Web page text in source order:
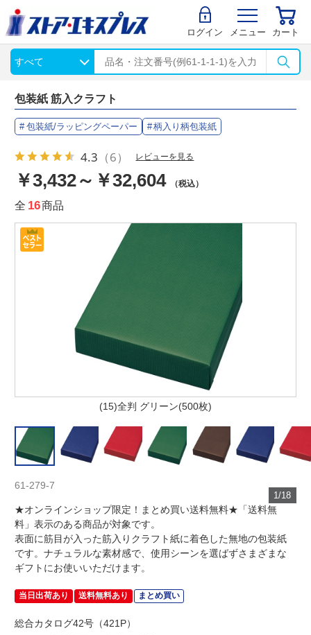
ログイン メニュー カート
包装紙 筋入クラフト
包装紙/ラッピングペーパー 柄入り柄包装紙
4.3 （6） レビューを見る
￥3,432～￥32,604 （税込）
全 16商品
(15)全判 グリーン(500枚)
1/18
61-279-7
★オンラインショップ限定！まとめ買い送料無料★「送料無
料」表示のある商品が対象です。
表面に筋目が入った筋入りクラフト紙に着色した無地の包装紙
です。ナチュラルな素材感で、使用シーンを選ばずさまざまな
ギフトにお使いいただけます。
当日出荷あり 送料無料あり まとめ買い
総合カタログ42号（421P）